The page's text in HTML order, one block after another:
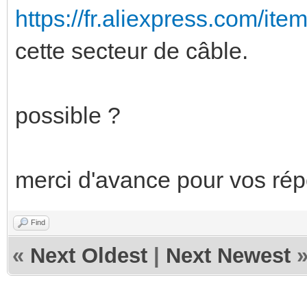
https://fr.aliexpress.com/
cette secteur de câble.
possible ?
merci d'avance pour vos
Find
« Next Oldest Next Newest